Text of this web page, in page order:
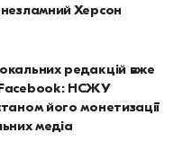
Херсон
редакцій вже
НСЖУ
його монетизації
медіа